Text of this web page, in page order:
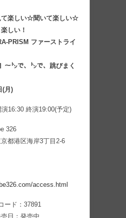
て楽しい☆聞いて楽しい☆
しい！
PRISM ファーストライ
～㌧で、㌧で、跳びまく
(月)
16:30 終演19:00(予定)
326
都港区海岸3丁目2‐6
access.html
ード：37891
日：発売中